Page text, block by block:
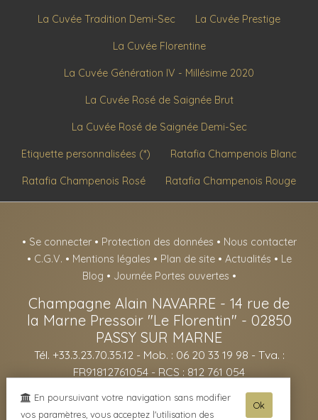
La Cuvée Tradition Demi-Sec La Cuvée Prestige
La Cuvée Florentine
La Cuvée Génération IV - Millésime 2020
La Cuvée Rosé de Saignée Brut
La Cuvée Rosé de Saignée Demi-Sec
Etiquette personnalisées (*) Ratafia Champenois Blanc
Ratafia Champenois Rosé Ratafia Champenois Rouge
• Se connecter • Protection des données • Nous contacter
• C.G.V. • Mentions légales • Plan de site • Actualités • Le
Blog • Journée Portes ouvertes •
Champagne Alain NAVARRE - 14 rue de
la Marne Pressoir "Le Florentin" - 02850
PASSY SUR MARNE
Tél. +33.3.23.70.35.12 - Mob. : 06 20 33 19 98 - Tva. :
FR91812761054 - RCS : 812 761 054
- L'abus d'alcool est dangereux pour la santé, sachez consommer avec
modération - La vente d'alcool est interdite aux mineurs de -18ans -
Ok
En poursuivant votre navigation sans modifier
vos paramètres, vous acceptez l'utilisation des